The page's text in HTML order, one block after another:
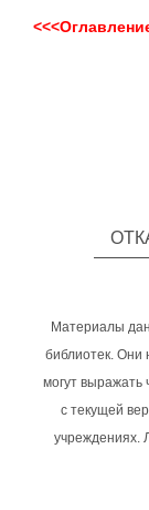
Материалы
библиотек. Они
могут выражать
с текущей
учреждениях.